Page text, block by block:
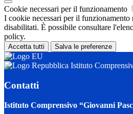
Cookie necessari per il funzionamento
I cookie necessari per il funzionamento
disabilitati. È possibile consultare
policy.
Accetta tutti Salva le preferenze
Istituto
Contatti
Istituto Comprensivo “Giovanni